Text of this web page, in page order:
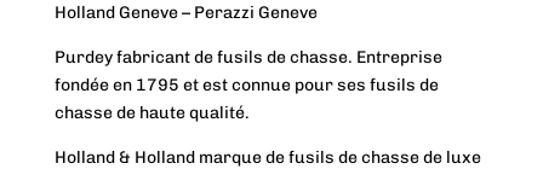
Holland Geneve – Perazzi Geneve
Purdey fabricant de fusils de chasse. Entreprise
fondée en 1795 et est connue pour ses fusils de
chasse de haute qualité.
Holland & Holland marque de fusils de chasse de luxe